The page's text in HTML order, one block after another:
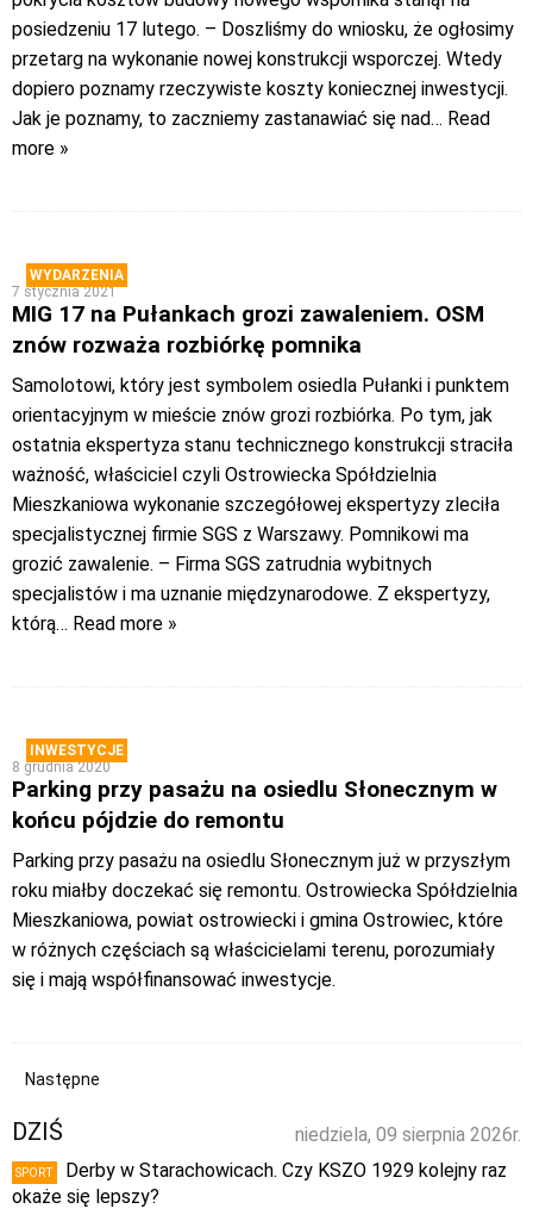
posiedzeniu 17 lutego. – Doszliśmy do wniosku, że ogłosimy
przetarg na wykonanie nowej konstrukcji wsporczej. Wtedy
dopiero poznamy rzeczywiste koszty koniecznej inwestycji.
Jak je poznamy, to zaczniemy zastanawiać się nad… Read
more »
WYDARZENIA
7 stycznia 2021
MIG 17 na Pułankach grozi zawaleniem. OSM
znów rozważa rozbiórkę pomnika
Samolotowi, który jest symbolem osiedla Pułanki i punktem
orientacyjnym w mieście znów grozi rozbiórka. Po tym, jak
ostatnia ekspertyza stanu technicznego konstrukcji straciła
ważność, właściciel czyli Ostrowiecka Spółdzielnia
Mieszkaniowa wykonanie szczegółowej ekspertyzy zleciła
specjalistycznej firmie SGS z Warszawy. Pomnikowi ma
grozić zawalenie. – Firma SGS zatrudnia wybitnych
specjalistów i ma uznanie międzynarodowe. Z ekspertyzy,
którą… Read more »
INWESTYCJE
8 grudnia 2020
Parking przy pasażu na osiedlu Słonecznym w
końcu pójdzie do remontu
Parking przy pasażu na osiedlu Słonecznym już w przyszłym
roku miałby doczekać się remontu. Ostrowiecka Spółdzielnia
Mieszkaniowa, powiat ostrowiecki i gmina Ostrowiec, które
w różnych częściach są właścicielami terenu, porozumiały
się i mają współfinansować inwestycje.
Następne
niedziela, 09 sierpnia 2026r.
DZIŚ
SPORT
Derby w Starachowicach. Czy KSZO 1929 kolejny raz
okaże się lepszy?